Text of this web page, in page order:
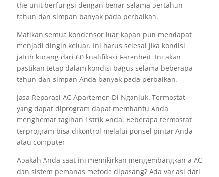
the unit berfungsi dengan benar selama bertahun-
tahun dan simpan banyak pada perbaikan.
Matikan semua kondensor luar kapan pun mendapat
menjadi dingin keluar. Ini harus selesai jika kondisi
jatuh kurang dari 60 kualifikasi Farenheit. Ini akan
pastikan tetap dalam kondisi bagus selama beberapa
tahun dan simpan Anda banyak pada perbaikan.
Jasa Reparasi AC Apartemen Di Nganjuk. Termostat
yang dapat diprogram dapat membantu Anda
menghemat tagihan listrik Anda. Beberapa termostat
terprogram bisa dikontrol melalui ponsel pintar Anda
atau computer.
Apakah Anda saat ini memikirkan mengembangkan a AC
dan sistem pemanas metode dipasang? Ada variasi dari